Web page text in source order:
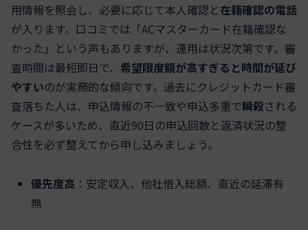
用情報を照会し、必要に応じて本人確認と在籍確認の電話
が入ります。口コミでは「ACマスターカード在籍確認な
かった」という声もありますが、運用は状況次第です。審
査時間は最短即日で、 希望限度額が高すぎると時間が延び
やすいのが実務的な傾向です。過去にクレジットカード審
査落ちた人は、申込情報の不一致や申込多重で瞬殺される
ケースが多いため、直近90日の申込回数と返済状況の整
合性を必ず整えてから申し込みましょう。
優先度高 ：安定収入、他社借入総額、直近の延滞有
無